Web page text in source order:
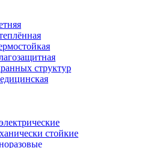
структур
стойкие